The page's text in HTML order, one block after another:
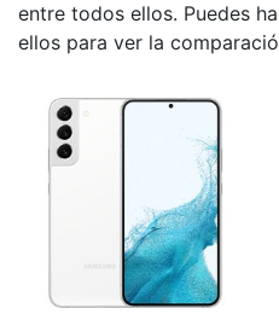
entre todos ellos. Puedes
ellos para ver la